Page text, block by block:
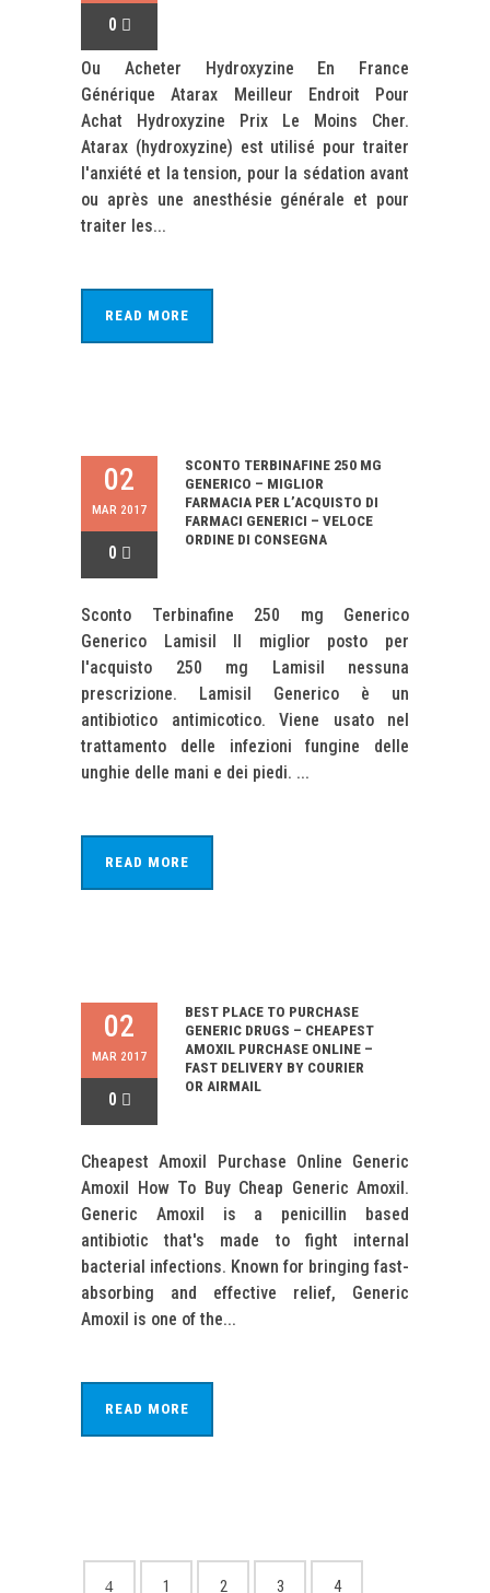
0
Ou Acheter Hydroxyzine En France
Générique Atarax Meilleur Endroit Pour
Achat Hydroxyzine Prix Le Moins Cher.
Atarax (hydroxyzine) est utilisé pour traiter
l'anxiété et la tension, pour la sédation avant
ou après une anesthésie générale et pour
traiter les...
READ MORE
02
MAR 2017
0
SCONTO TERBINAFINE 250 MG
GENERICO – MIGLIOR
FARMACIA PER L’ACQUISTO DI
FARMACI GENERICI – VELOCE
ORDINE DI CONSEGNA
Sconto Terbinafine 250 mg Generico
Generico Lamisil Il miglior posto per
l'acquisto 250 mg Lamisil nessuna
prescrizione. Lamisil Generico è un
antibiotico antimicotico. Viene usato nel
trattamento delle infezioni fungine delle
unghie delle mani e dei piedi. ...
READ MORE
02
MAR 2017
0
BEST PLACE TO PURCHASE
GENERIC DRUGS – CHEAPEST
AMOXIL PURCHASE ONLINE –
FAST DELIVERY BY COURIER
OR AIRMAIL
Cheapest Amoxil Purchase Online Generic
Amoxil How To Buy Cheap Generic Amoxil.
Generic Amoxil is a penicillin based
antibiotic that's made to fight internal
bacterial infections. Known for bringing fast-
absorbing and effective relief, Generic
Amoxil is one of the...
READ MORE
1 2 3 4